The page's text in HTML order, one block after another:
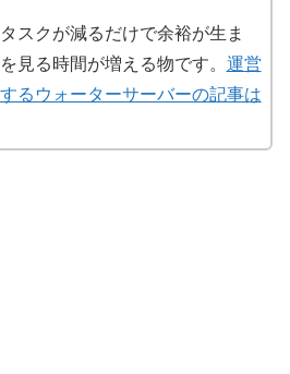
スクが減るだけで余裕が生ま
見る時間が増える物です。 運営
るウォーターサーバーの記事は